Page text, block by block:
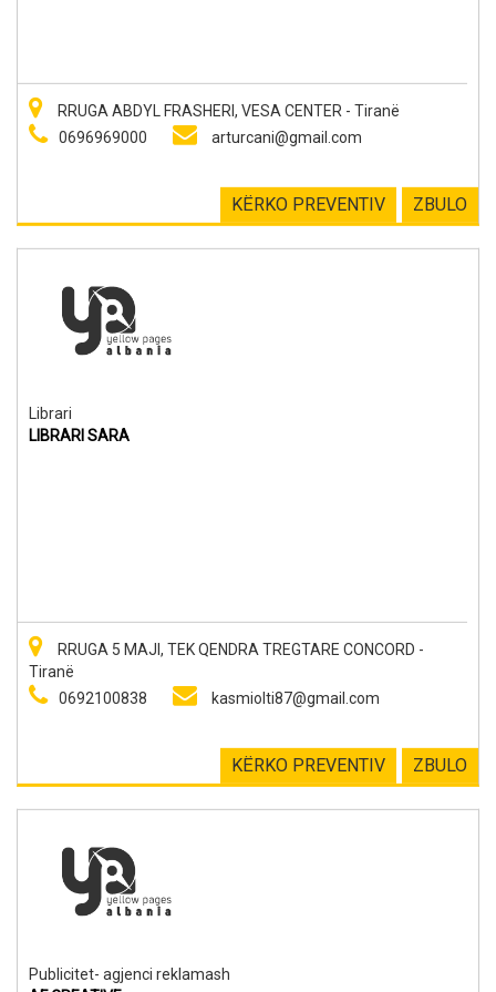
RRUGA ABDYL FRASHERI, VESA CENTER - Tiranë
0696969000
arturcani@gmail.com
ZBULO
KËRKO PREVENTIV
Librari
LIBRARI SARA
RRUGA 5 MAJI, TEK QENDRA TREGTARE CONCORD -
Tiranë
0692100838
kasmiolti87@gmail.com
ZBULO
KËRKO PREVENTIV
Publicitet- agjenci reklamash